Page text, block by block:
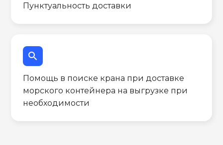
Пунктуальность доставки
search
Помощь в поиске крана при доставке
морского контейнера на выгрузке при
необходимости